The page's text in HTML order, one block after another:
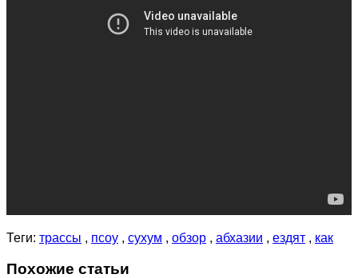
Теги: трассы , псоу , сухум , обзор , абхазии , ездят , как
Похожие статьи